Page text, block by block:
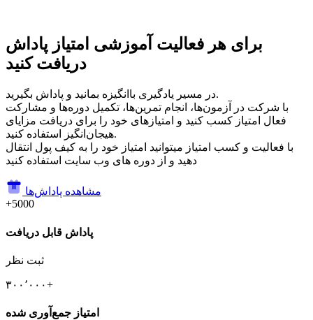
برای هر فعالیت آموزشی امتیاز پاداش
دریافت کنید
در مسیر یادگیری باانگیزه بمانید و پاداش بگیرید.
با شرکت در آزمون‌ها، انجام تمرین‌ها، تکمیل دوره‌ها و مشارکت
فعال امتیاز کسب کنید و امتیازهای خود را برای دریافت مزایای
هیجان‌انگیز استفاده کنید.
با فعالیت و کسب امتیاز میتوانید امتیاز خود را به کیف پول انتقال
دهید و از دوره های وب سایت استفاده کنید
مشاهده پاداش‌ها
+5000
پاداش قابل دریافت
ثبت نظر
۳۰۰٬۰۰۰+
امتیاز جمع‌آوری شده